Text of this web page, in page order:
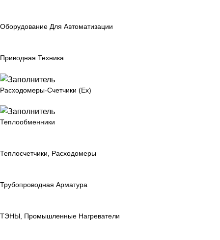
Оборудование Для Автоматизации
Приводная Техника
Расходомеры-Счетчики (Ex)
Теплообменники
Теплосчетчики, Расходомеры
Трубопроводная Арматура
ТЭНЫ, Промышленные Нагреватели